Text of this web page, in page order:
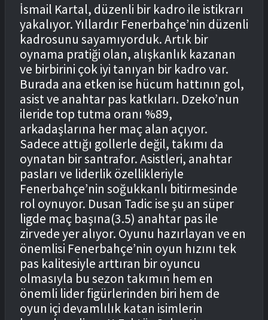
İsmail Kartal, düzenli bir kadro ile istikrarı
yakalıyor. Yıllardır Fenerbahçe’nin düzenli
kadrosunu sayamıyorduk. Artık bir
oynama pratiği olan, alışkanlık kazanan
ve birbirini çok iyi tanıyan bir kadro var.
Burada ana etken ise hücum hattının gol,
asist ve anahtar pas katkıları. Dzeko’nun
ileride top tutma oranı %89,
arkadaşlarına her maç alan açıyor.
Sadece attığı gollerle değil, takımı da
oynatan bir santrafor. Asistleri, anahtar
pasları ve liderlik özellikleriyle
Fenerbahçe’nin soğukkanlı bitirmesinde
rol oynuyor. Dusan Tadic ise şu an süper
ligde maç başına(3.5) anahtar pas ile
zirvede yer alıyor. Oyunu hazırlayan ve en
önemlisi Fenerbahçe’nin oyun hızını tek
pas kalitesiyle arttıran bir oyuncu
olmasıyla bu sezon takımın hem en
önemli lider figürlerinden biri hem de
oyun içi devamlılık katan isimlerin